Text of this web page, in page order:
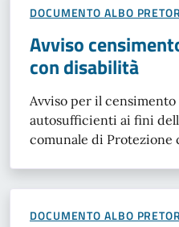
DOCUMENTO ALBO
Avviso
con disabilità
Avviso per il
autosufficienti ai fini
comunale di Protezione
DOCUMENTO ALBO